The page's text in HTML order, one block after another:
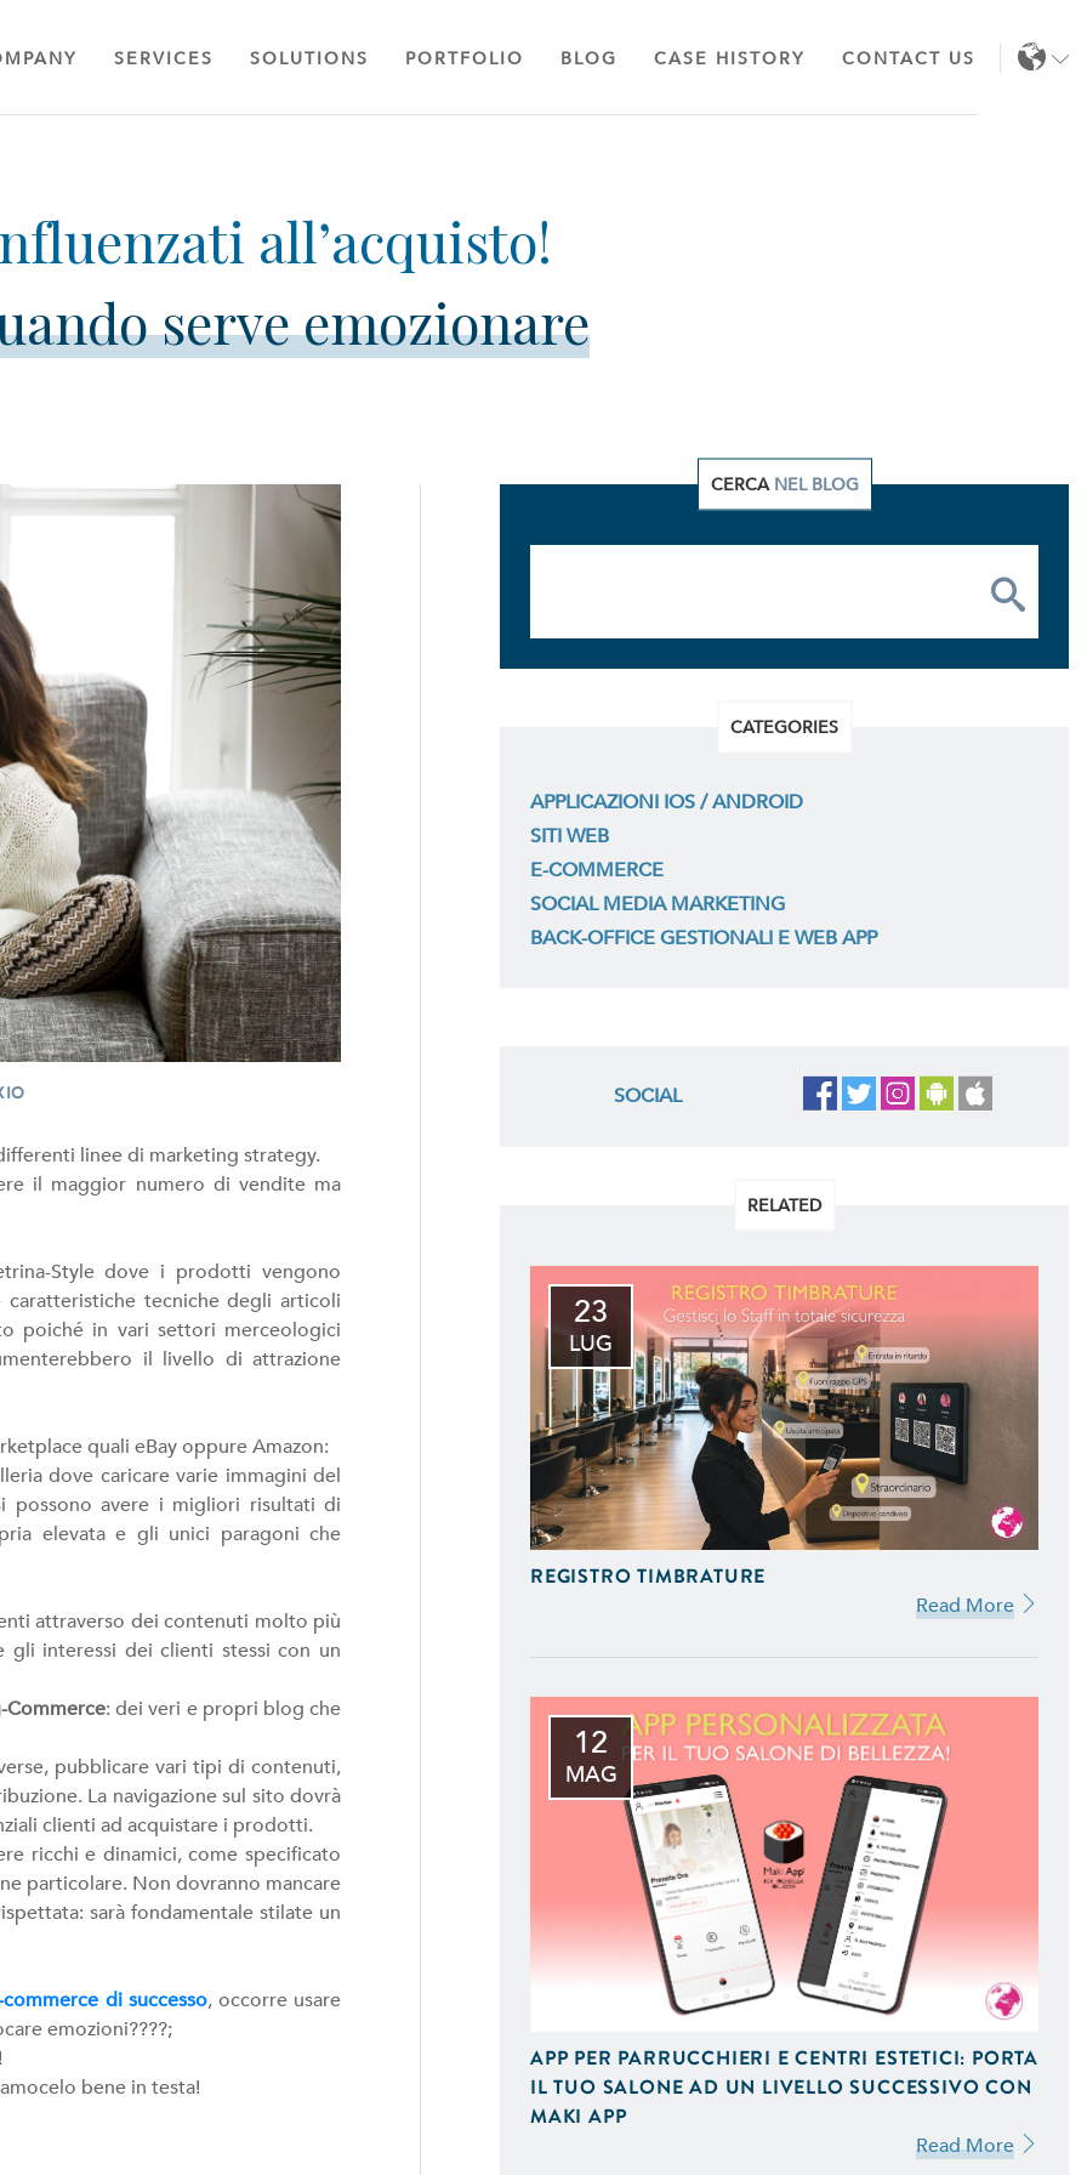
SERVICES SOLUTIONS PORTFOLIO BLOG CASE HISTORY CONTACT US
serve emozionare
linee di marketing strategy.
il maggior numero di vendite ma
Style dove i prodotti vengono
tecniche degli articoli
poiché in vari settori merceologici
il livello di attrazione
quali eBay oppure Amazon:
dove caricare varie immagini del
possono avere i migliori risultati di
elevata e gli unici paragoni che
attraverso dei contenuti molto più
interessi dei clienti stessi con un
Commerce: dei veri e propri blog che
pubblicare vari tipi di contenuti,
La navigazione sul sito dovrà
clienti ad acquistare i prodotti.
ricchi e dinamici, come specificato
particolare. Non dovranno mancare
sarà fondamentale stilate un
di successo, occorre usare
emozioni????;
bene in testa!
CERCA NEL BLOG
CATEGORIES
APPLICAZIONI IOS / ANDROID
SITI WEB
E-COMMERCE
SOCIAL MEDIA MARKETING
BACK-OFFICE GESTIONALI E WEB APP
SOCIAL
RELATED
23
LUG
REGISTRO TIMBRATURE
Read More
12
MAG
APP PER PARRUCCHIERI E CENTRI ESTETICI: PORTA
IL TUO SALONE AD UN LIVELLO SUCCESSIVO CON
MAKI APP
Read More
APP IOS / ANDROID
Realizziamo Applicazioni Native per iOS e Android Uniche del
Design e Funzionalità
Proponiamo Soluzioni Custom per la Vendita On-Line,
Realizziamo E-Commerce di Qualità Ottimizzati per Smartphone